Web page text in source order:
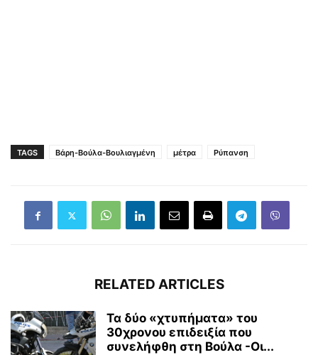
TAGS Βάρη-Βούλα-Βουλιαγμένη μέτρα Ρύπανση
RELATED ARTICLES
Τα δύο «χτυπήματα» του
30χρονου επιδειξία που
συνελήφθη στη Βούλα -Οι...